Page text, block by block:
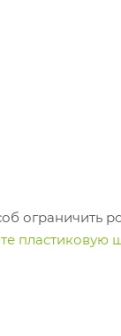
ограничить
пластиковую